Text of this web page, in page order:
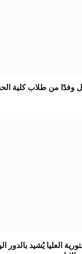
وفدًا من طلاب كلية
العليا يُشيد بالدور